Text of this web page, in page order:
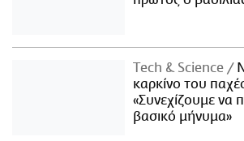
Τech & Science
καρκίνο του
«Συνεχίζουμε να
βασικό μήνυμα»